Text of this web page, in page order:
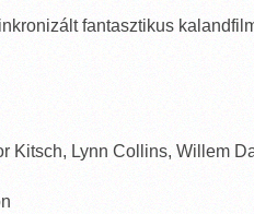
fantasztikus
Kitsch, Lynn Collins, Willem